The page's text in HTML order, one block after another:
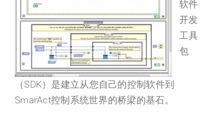
软件
开发
工具
包
（SDK）是建立从您自己的控制软件到
SmarAct控制系统世界的桥梁的基石。